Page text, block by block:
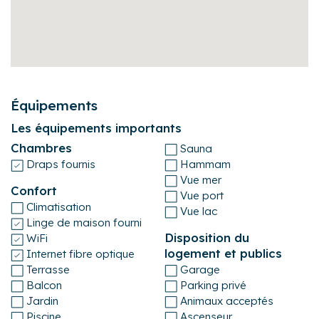
Équipements
Les équipements importants
Chambres
Sauna